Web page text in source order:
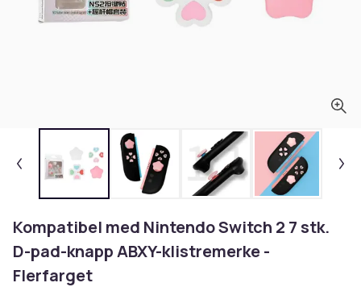
Kompatibel med Nintendo Switch 2 7 stk.
D-pad-knapp ABXY-klistremerke -
Flerfarget